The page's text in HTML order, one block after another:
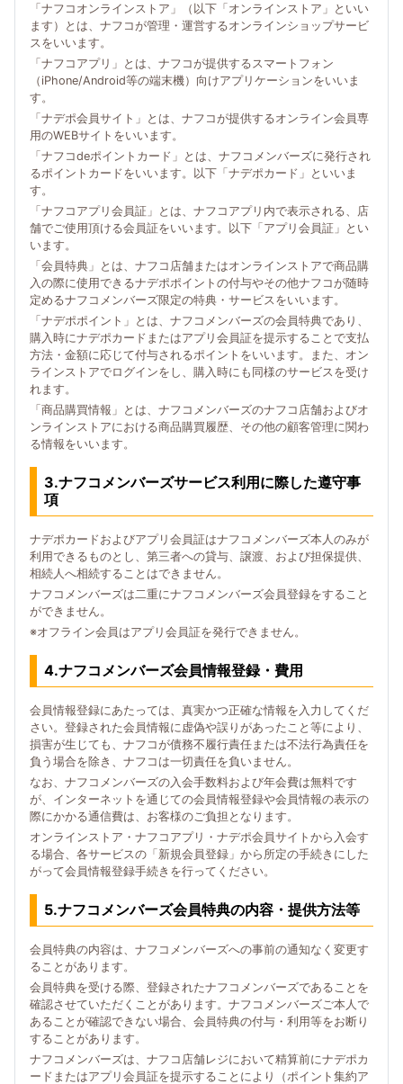
「ナフコオンラインストア」（以下「オンラインストア」といい
ます）とは、ナフコが管理・運営するオンラインショップサービ
スをいいます。
「ナフコアプリ」とは、ナフコが提供するスマートフォン
（iPhone/Android等の端末機）向けアプリケーションをいいま
す。
「ナデポ会員サイト」とは、ナフコが提供するオンライン会員専
用のWEBサイトをいいます。
「ナフコdeポイントカード」とは、ナフコメンバーズに発行され
るポイントカードをいいます。以下「ナデポカード」といいま
す。
「ナフコアプリ会員証」とは、ナフコアプリ内で表示される、店
舗でご使用頂ける会員証をいいます。以下「アプリ会員証」とい
います。
「会員特典」とは、ナフコ店舗またはオンラインストアで商品購
入の際に使用できるナデポポイントの付与やその他ナフコが随時
定めるナフコメンバーズ限定の特典・サービスをいいます。
「ナデポポイント」とは、ナフコメンバーズの会員特典であり、
購入時にナデポカードまたはアプリ会員証を提示することで支払
方法・金額に応じて付与されるポイントをいいます。また、オン
ラインストアでログインをし、購入時にも同様のサービスを受け
れます。
「商品購買情報」とは、ナフコメンバーズのナフコ店舗およびオ
ンラインストアにおける商品購買履歴、その他の顧客管理に関わ
る情報をいいます。
3.ナフコメンバーズサービス利用に際した遵守事
項
ナデポカードおよびアプリ会員証はナフコメンバーズ本人のみが
利用できるものとし、第三者への貸与、譲渡、および担保提供、
相続人へ相続することはできません。
ナフコメンバーズは二重にナフコメンバーズ会員登録をすること
ができません。
※オフライン会員はアプリ会員証を発行できません。
4.ナフコメンバーズ会員情報登録・費用
会員情報登録にあたっては、真実かつ正確な情報を入力してくだ
さい。登録された会員情報に虚偽や誤りがあったこと等により、
損害が生じても、ナフコが債務不履行責任または不法行為責任を
負う場合を除き、ナフコは一切責任を負いません。
なお、ナフコメンバーズの入会手数料および年会費は無料です
が、インターネットを通じての会員情報登録や会員情報の表示の
際にかかる通信費は、お客様のご負担となります。
オンラインストア・ナフコアプリ・ナデポ会員サイトから入会す
る場合、各サービスの「新規会員登録」から所定の手続きにした
がって会員情報登録手続きを行ってください。
5.ナフコメンバーズ会員特典の内容・提供方法等
会員特典の内容は、ナフコメンバーズへの事前の通知なく変更す
ることがあります。
会員特典を受ける際、登録されたナフコメンバーズであることを
確認させていただくことがあります。ナフコメンバーズご本人で
あることが確認できない場合、会員特典の付与・利用等をお断り
することがあります。
ナフコメンバーズは、ナフコ店舗レジにおいて精算前にナデポカ
ードまたはアプリ会員証を提示することにより（ポイント集約ア